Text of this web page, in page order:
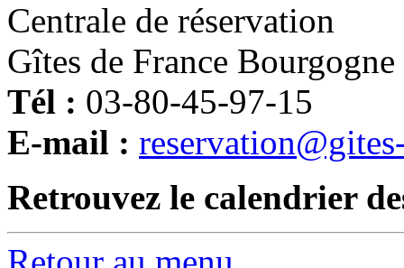
Centrale de réservation
Gîtes de France Bourgogne
Tél : 03-80-45-97-15
E-mail :
Retrouvez le calendrier